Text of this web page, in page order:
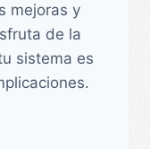
mejoras y
de la
sistema es